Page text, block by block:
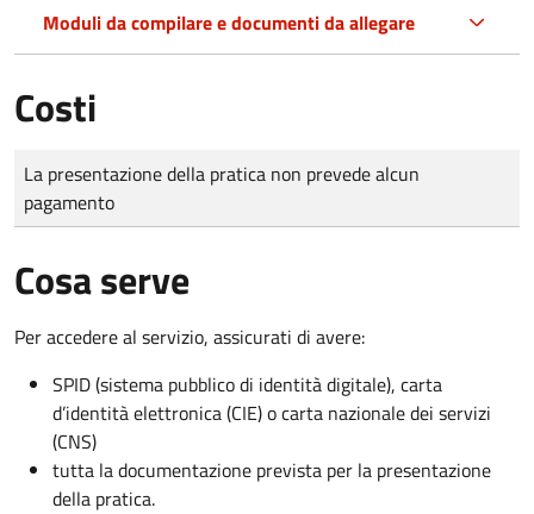
Moduli da compilare e documenti da allegare
Costi
Tipo di pagamento
Importo
La presentazione della pratica non prevede alcun
pagamento
Cosa serve
Per accedere al servizio, assicurati di avere:
SPID (sistema pubblico di identità digitale), carta
d’identità elettronica (CIE) o carta nazionale dei servizi
(CNS)
tutta la documentazione prevista per la presentazione
della pratica.